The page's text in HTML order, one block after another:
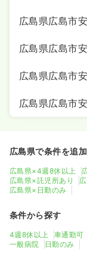
広島県広島市
広島県広島市
広島県広島市
広島県広島市
広島県で条件を追
広島県×4週8休以上
広島県×託児所あり
広島県×日勤のみ
条件から探す
4週8休以上 車通勤可
一般病院
日勤のみ